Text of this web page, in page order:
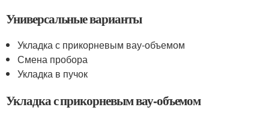
Универсальные варианты
Укладка с прикорневым вау-объемом
Смена пробора
Укладка в пучок
Укладка с прикорневым вау-объемом